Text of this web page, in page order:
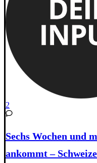
2
Sechs Wochen und
ankommt –